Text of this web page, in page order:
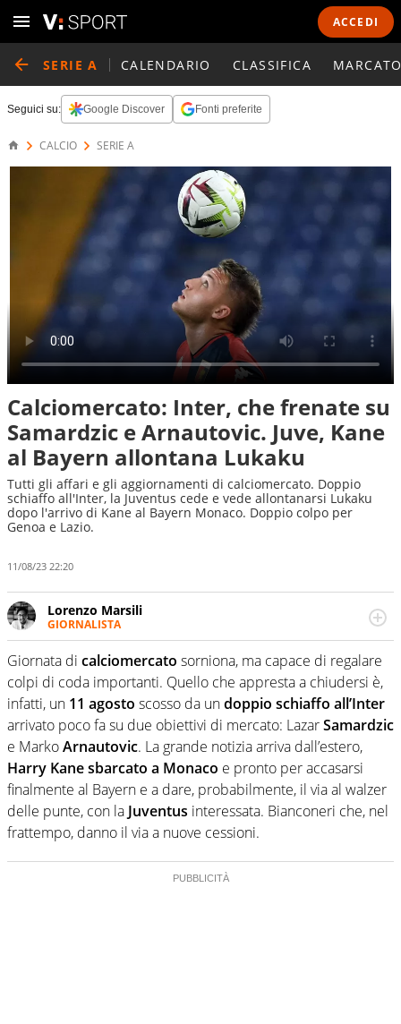
ACCEDI
SERIE A CALENDARIO CLASSIFICA
Seguici su: Google Discover Fonti preferite
CALCIO SERIE A
Calciomercato: Inter, che frenate su
Samardzic e Arnautovic. Juve, Kane
al Bayern allontana Lukaku
Tutti gli affari e gli aggiornamenti di calciomercato. Doppio
schiaffo all'Inter, la Juventus cede e vede allontanarsi Lukaku
dopo l'arrivo di Kane al Bayern Monaco. Doppio colpo per
Genoa e Lazio.
11/08/23 22:20
Lorenzo Marsili
GIORNALISTA
Giornalista pubblicista, redattore, divulgatore. E' una
delle anime video del sito: racconta in immagini un
evento e lo fa come pochi altri
Giornata di calciomercato sorniona, ma capace di regalare
colpi di coda importanti. Quello che appresta a chiudersi è,
infatti, un 11 agosto scosso da undoppio schiaffo all’Inter
arrivato poco fa su due obiettivi di mercato: LazarSamardzic
e MarkoArnautovic. La grande notizia arriva dall’estero,
Harry Kane sbarcato a Monaco e pronto per accasarsi
finalmente al Bayern e a dare, probabilmente, il via al walzer
delle punte, con la Juventus interessata. Bianconeri che, nel
frattempo, danno il via a nuove cessioni.